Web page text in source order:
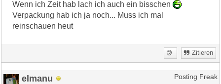
Wenn ich Zeit hab lach ich auch ein bisschen
Verpackung hab ich ja noch... Muss ich mal
reinschauen heut
Zitieren
elmanu Posting Freak